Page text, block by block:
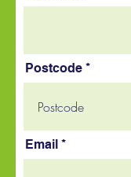
Postcode
Email